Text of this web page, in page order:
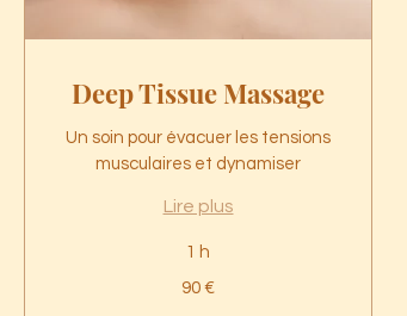
Deep Tissue Massage
Un soin pour évacuer les tensions
musculaires et dynamiser
Lire plus
1 h
90 €